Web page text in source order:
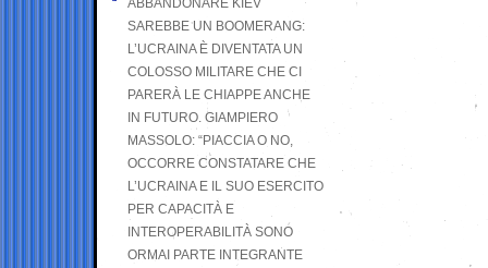
ABBANDONARE KIEV
SAREBBE UN BOOMERANG:
L’UCRAINA È DIVENTATA UN
COLOSSO MILITARE CHE CI
PARERÀ LE CHIAPPE ANCHE
IN FUTURO. GIAMPIERO
MASSOLO: “PIACCIA O NO,
OCCORRE CONSTATARE CHE
L’UCRAINA E IL SUO ESERCITO
PER CAPACITÀ E
INTEROPERABILITÀ SONO
ORMAI PARTE INTEGRANTE